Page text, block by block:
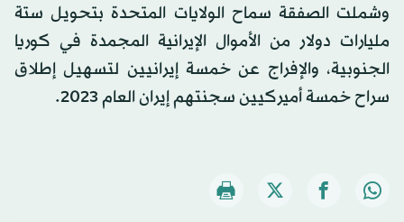
وشملت الصفقة سماح الولايات المتحدة بتحويل ستة
مليارات دولار من الأموال الإيرانية المجمدة في كوريا
الجنوبية، والإفراج عن خمسة إيرانيين لتسهيل إطلاق
سراح خمسة أميركيين سجنتهم إيران العام 2023.